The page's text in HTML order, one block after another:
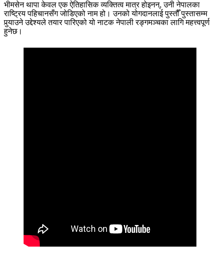
भीमसेन थापा केवल एक ऐतिहासिक व्यक्तित्व मात्र होइनन्, उनी नेपालका
राष्ट्रिय पहिचानसँग जोडिएको नाम हो। उनको योगदानलाई पुस्तौँ पुस्तासम्म
पुर्‍याउने उद्देश्यले तयार पारिएको यो नाटक नेपाली रङ्गमञ्चका लागि महत्त्वपूर्ण
हुनेछ।